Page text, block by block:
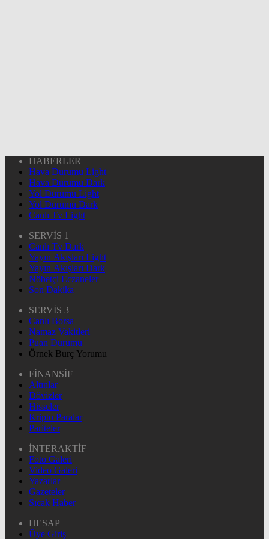
HABERLER
Hava Durumu Light
Hava Durumu Dark
Yol Durumu Light
Yol Durumu Dark
Canlı Tv Light
SERVİS 1
Canlı Tv Dark
Yayın Akışları Light
Yayın Akışları Dark
Nöbetçi Eczaneler
Son Dakika
SERVİS 3
Canlı Borsa
Namaz Vakitleri
Puan Durumu
Örnek Burç Yorumu
FİNANSİF
Altınlar
Dövizler
Hisseler
Kripto Paralar
Pariteler
İNTERAKTİF
Foto Galeri
Video Galeri
Yazarlar
Gazeteler
Sıcak Haber
HESAP
Üye Giriş